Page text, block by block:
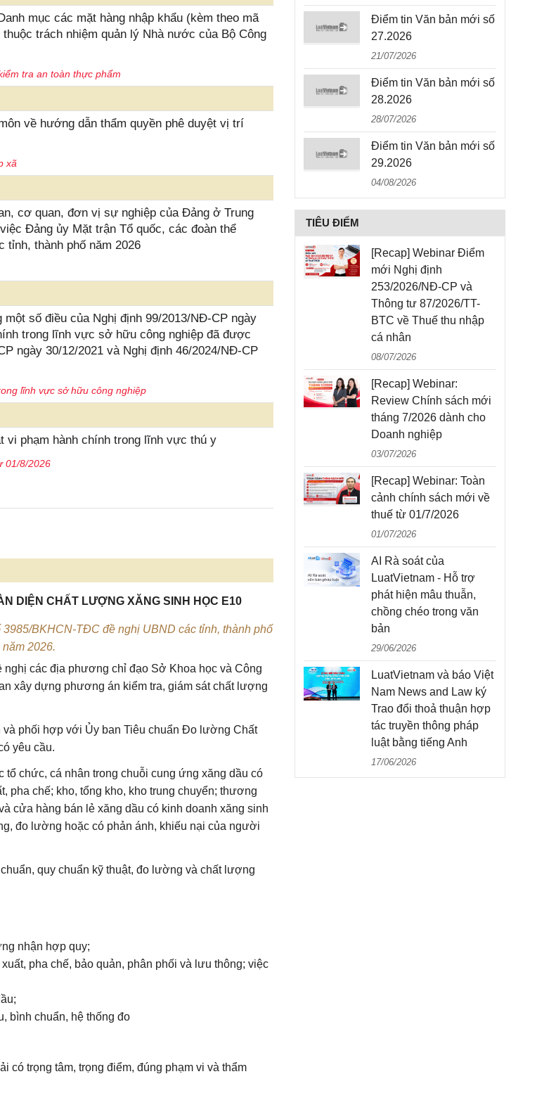
mục các mặt hàng nhập khẩu (kèm theo mã
trách nhiệm quản lý Nhà nước của Bộ Công
tra an toàn thực phẩm
về hướng dẫn thẩm quyền phê duyệt vị trí
xã
cơ quan, đơn vị sự nghiệp của Đảng ở Trung
Đảng ủy Mặt trận Tổ quốc, các đoàn thể
thành phố năm 2026
số điều của Nghị định 99/2013/NĐ-CP ngày
trong lĩnh vực sở hữu công nghiệp đã được
ngày 30/12/2021 và Nghị định 46/2024/NĐ-CP
lĩnh vực sở hữu công nghiệp
vi phạm hành chính trong lĩnh vực thú y
01/8/2026
DIỆN CHẤT LƯỢNG XĂNG SINH HỌC E10
BKHCN-TĐC đề nghị UBND các tỉnh, thành phố
2026.
nghị các địa phương chỉ đạo Sở Khoa học và Công
xây dựng phương án kiểm tra, giám sát chất lượng
phối hợp với Ủy ban Tiêu chuẩn Đo lường Chất
yêu cầu.
chức, cá nhân trong chuỗi cung ứng xăng dầu có
pha chế; kho, tổng kho, kho trung chuyển; thương
cửa hàng bán lẻ xăng dầu có kinh doanh xăng sinh
đo lường hoặc có phản ánh, khiếu nại của người
quy chuẩn kỹ thuật, đo lường và chất lượng
nhận hợp quy;
pha chế, bảo quản, phân phối và lưu thông; việc
bình chuẩn, hệ thống đo
có trọng tâm, trọng điểm, đúng phạm vi và thẩm
Điểm tin Văn bản mới số
27.2026
21/07/2026
Điểm tin Văn bản mới số
28.2026
28/07/2026
Điểm tin Văn bản mới số
29.2026
04/08/2026
TIÊU ĐIỂM
[Recap] Webinar Điểm
mới Nghị định
253/2026/NĐ-CP và
Thông tư 87/2026/TT-
BTC về Thuế thu nhập
cá nhân
08/07/2026
[Recap] Webinar:
Review Chính sách mới
tháng 7/2026 dành cho
Doanh nghiệp
03/07/2026
[Recap] Webinar: Toàn
cảnh chính sách mới về
thuế từ 01/7/2026
01/07/2026
AI Rà soát của
LuatVietnam - Hỗ trợ
phát hiện mâu thuẫn,
chồng chéo trong văn
bản
29/06/2026
LuatVietnam và báo Việt
Nam News and Law ký
Trao đổi thoả thuận hợp
tác truyền thông pháp
luật bằng tiếng Anh
17/06/2026